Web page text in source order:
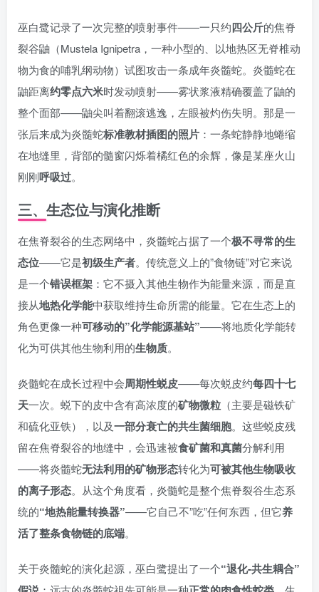
巫白鹭记录了一次完整的喷射事件——一只约四公斤的焦脊
裂谷鼬（Mustela Ignipetra，一种小型的、以地热区无脊椎动
物为食的哺乳纲动物）试图攻击一条成年炎髓蛇。炎髓蛇在
鼬距离约零点六米时发动喷射——雾状浆液精确覆盖了鼬的
整个面部——鼬尖叫着翻滚逃逸，左眼被灼伤失明。那是一
张后来成为炎髓蛇标准教材插图的照片 ：一条蛇静静地蜷缩
在地缝里，背部的髓窗闪烁着橘红色的余辉，像是某座火山
刚刚呼吸过。
三、生态位与演化推断
在焦脊裂谷的生态网络中，炎髓蛇占据了一个极不寻常的生
态位——它是初级生产者。传统意义上的”食物链”对它来说
是一个错误框架 ：它不摄入其他生物作为能量来源，而是直
接从地热化学能中获取维持生命所需的能量。它在生态上的
角色更像一种可移动的”化学能源基站”——将地质化学能转
化为可供其他生物利用的生物质。
炎髓蛇在成长过程中会周期性蜕皮——每次蜕皮约每四十七
天一次。蜕下的皮中含有高浓度的矿物微粒 （主要是磁铁矿
和硫化亚铁），以及一部分衰亡的共生菌细胞。这些蜕皮残
留在焦脊裂谷的地缝中，会迅速被食矿菌和真菌分解利用
——将炎髓蛇无法利用的矿物形态转化为可被其他生物吸收
的离子形态。从这个角度看，炎髓蛇是整个焦脊裂谷生态系
统的“地热能量转换器”——它自己不”吃”任何东西，但它养
活了整条食物链的底端。
关于炎髓蛇的演化起源，巫白鹭提出了一个“退化-共生耦合”